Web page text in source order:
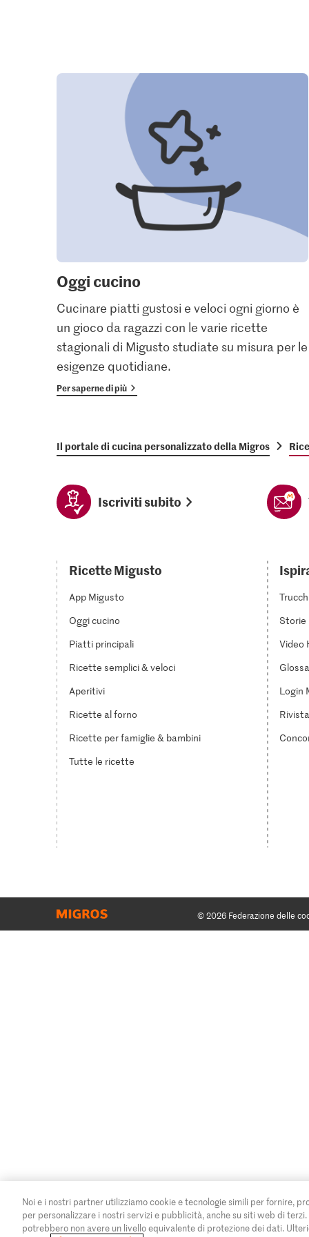
Oggi cucino
Cucinare piatti gustosi e veloci ogni giorno è
un gioco da ragazzi con le varie ricette
stagionali di Migusto studiate su misura per le
esigenze quotidiane.
Per saperne di più
Il portale di cucina personalizzato della Migros
Iscriviti subito
Ricette Migusto
App Migusto
Oggi cucino
Piatti principali
Ricette semplici & veloci
Aperitivi
Ricette al forno
Ricette per famiglie & bambini
Tutte le ricette
Storie
Video
Login
© 2026 Federazione delle
Noi e i nostri partner utilizziamo cookie e tecnologie simili per fornire,
per personalizzare i nostri servizi e pubblicità, anche su siti web di
potrebbero non avere un livello equivalente di protezione dei dati.